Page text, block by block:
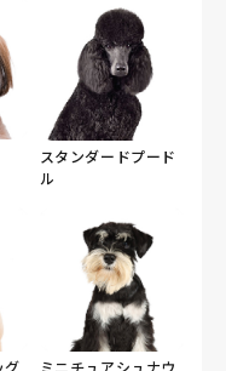
スタンダードプード
ル